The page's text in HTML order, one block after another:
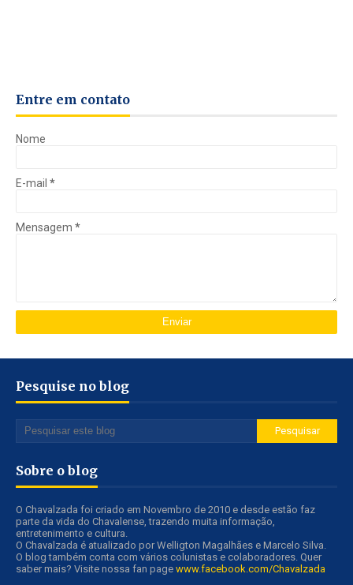
Entre em contato
Nome
E-mail *
Mensagem *
Pesquise no blog
Sobre o blog
O Chavalzada foi criado em Novembro de 2010 e desde estão faz
parte da vida do Chavalense, trazendo muita informação,
entretenimento e cultura.
O Chavalzada é atualizado por Welligton Magalhães e Marcelo Silva.
O blog também conta com vários colunistas e colaboradores. Quer
saber mais? Visite nossa fan page www.facebook.com/Chavalzada